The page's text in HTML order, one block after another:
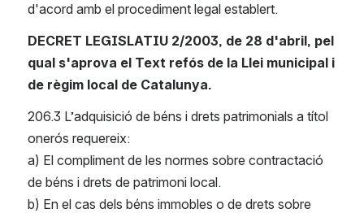
d'acord amb el procediment legal establert.
DECRET LEGISLATIU 2/2003, de 28 d'abril, pel
qual s'aprova el Text refós de la Llei municipal i
de règim local de Catalunya.
206.3 L’adquisició de béns i drets patrimonials a títol
onerós requereix:
a) El compliment de les normes sobre contractació
de béns i drets de patrimoni local.
b) En el cas dels béns immobles o de drets sobre